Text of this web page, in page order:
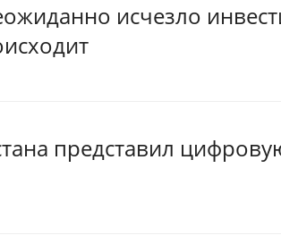
исчезло
представил